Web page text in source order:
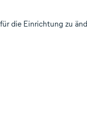
die Einrichtung zu